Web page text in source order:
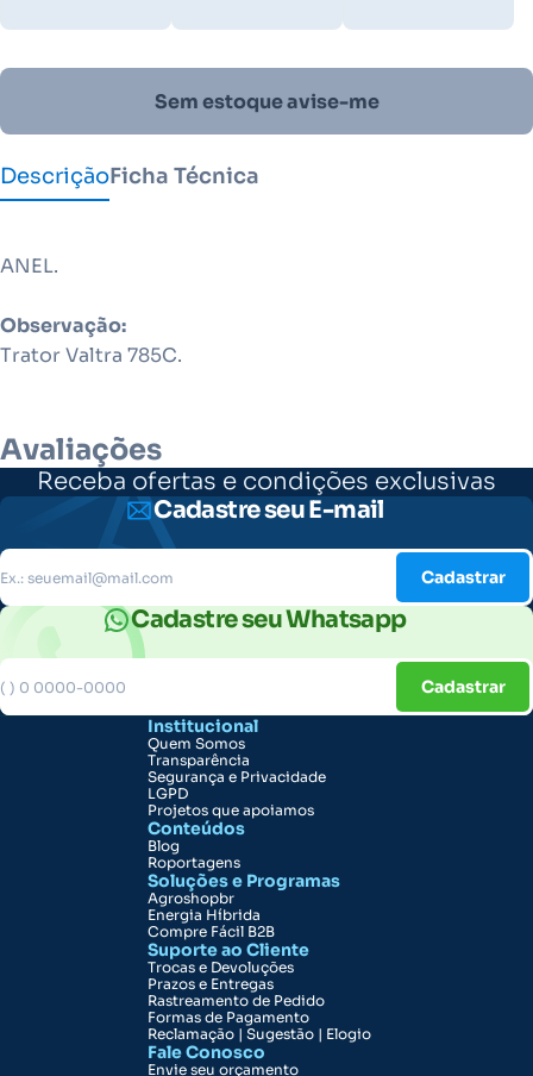
Sem estoque avise-me
DescriçãoFicha Técnica
ANEL.
Observação:
Trator Valtra 785C.
Avaliações
Receba ofertas e condições exclusivas
Cadastre seu E-mail
Cadastrar
Cadastre seu Whatsapp
Cadastrar
Institucional
Quem Somos
Transparência
Segurança e Privacidade
LGPD
Projetos que apoiamos
Conteúdos
Blog
Roportagens
Soluções e Programas
Agroshopbr
Energia Híbrida
Compre Fácil B2B
Suporte ao Cliente
Trocas e Devoluções
Prazos e Entregas
Rastreamento de Pedido
Formas de Pagamento
Reclamação | Sugestão | Elogio
Fale Conosco
Envie seu orçamento